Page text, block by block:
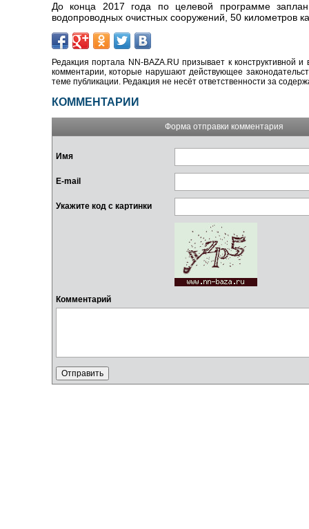
До конца 2017 года по целевой программе
водопроводных очистных сооружений, 50 километров
Редакция портала NN-BAZA.RU призывает к конструктивной
комментарии, которые нарушают действующее
теме публикации. Редакция не несёт ответственности за
КОММЕНТАРИИ
Форма отправки комментария
Имя
E-mail
Укажите код с картинки
Комментарий